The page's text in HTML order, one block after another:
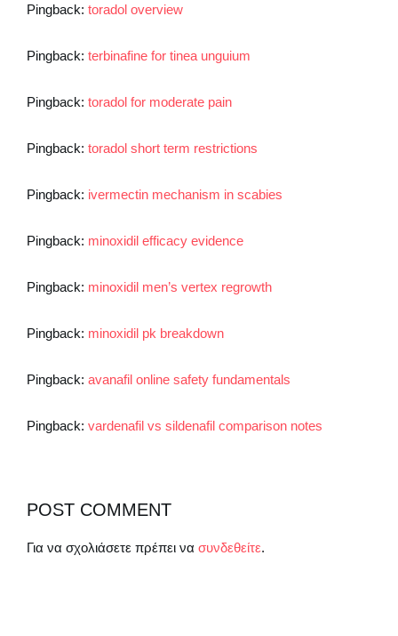
Pingback: toradol overview
Pingback: terbinafine for tinea unguium
Pingback: toradol for moderate pain
Pingback: toradol short term restrictions
Pingback: ivermectin mechanism in scabies
Pingback: minoxidil efficacy evidence
Pingback: minoxidil men’s vertex regrowth
Pingback: minoxidil pk breakdown
Pingback: avanafil online safety fundamentals
Pingback: vardenafil vs sildenafil comparison notes
POST COMMENT
Για να σχολιάσετε πρέπει να συνδεθείτε.